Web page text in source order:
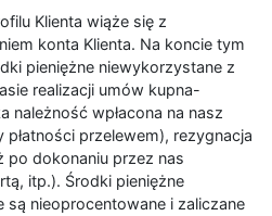
Klienta wiąże się z
konta Klienta. Na koncie tym
pieniężne niewykorzystane z
realizacji umów kupna-
należność wpłacona na nasz
przelewem), rezygnacja
po dokonaniu przez nas
itp.). Środki pieniężne
są nieoprocentowane i zaliczane